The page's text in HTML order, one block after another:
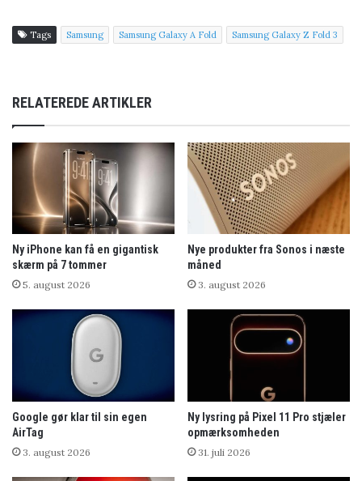
Tags Samsung Samsung Galaxy A Fold Samsung Galaxy Z Fold 3
RELATEREDE ARTIKLER
Ny iPhone kan få en gigantisk
skærm på 7 tommer
5. august 2026
Nye produkter fra Sonos i næste
måned
3. august 2026
Google gør klar til sin egen
AirTag
3. august 2026
Ny lysring på Pixel 11 Pro stjæler
opmærksomheden
31. juli 2026